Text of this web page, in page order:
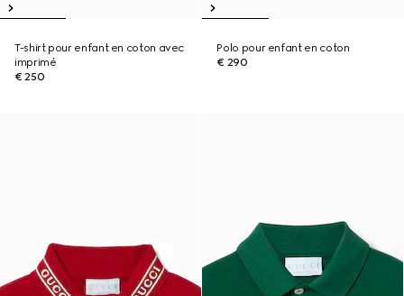
T-shirt pour enfant en coton avec
imprimé
€ 250
Polo pour enfant en coton
€ 290